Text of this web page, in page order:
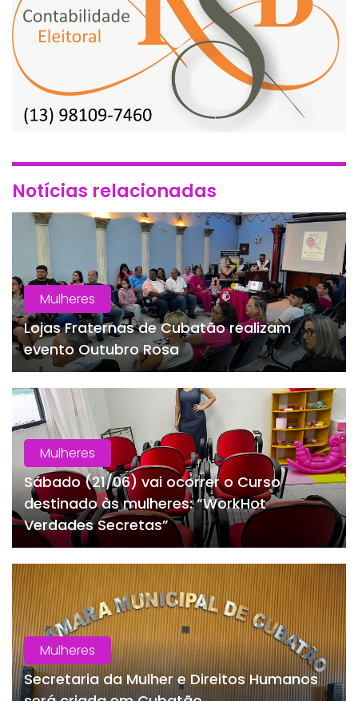
Notícias relacionadas
Mulheres
Lojas Fraternas de Cubatão realizam
evento Outubro Rosa
Mulheres
Sábado (21/06) vai ocorrer o Curso
destinado às mulheres: “WorkHot
Verdades Secretas”
Mulheres
Secretaria da Mulher e Direitos Humanos